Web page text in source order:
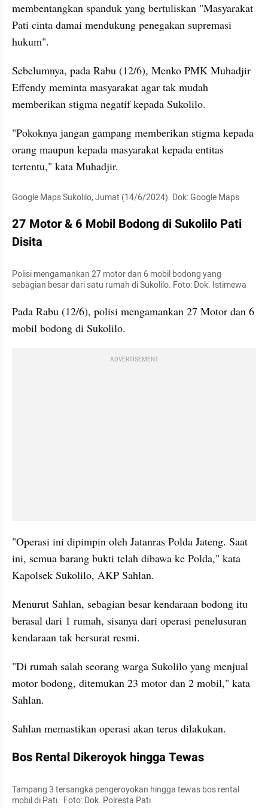
membentangkan spanduk yang bertuliskan "Masyarakat
Pati cinta damai mendukung penegakan supremasi
hukum".
Sebelumnya, pada Rabu (12/6), Menko PMK Muhadjir
Effendy meminta masyarakat agar tak mudah
memberikan stigma negatif kepada Sukolilo.
"Pokoknya jangan gampang memberikan stigma kepada
orang maupun kepada masyarakat kepada entitas
tertentu," kata Muhadjir.
Google Maps Sukolilo, Jumat (14/6/2024). Dok: Google Maps
27 Motor & 6 Mobil Bodong di Sukolilo Pati
Disita
Polisi mengamankan 27 motor dan 6 mobil bodong yang
sebagian besar dari satu rumah di Sukolilo. Foto: Dok. Istimewa
Pada Rabu (12/6), polisi mengamankan 27 Motor dan 6
mobil bodong di Sukolilo.
ADVERTISEMENT
"Operasi ini dipimpin oleh Jatanras Polda Jateng. Saat
ini, semua barang bukti telah dibawa ke Polda," kata
Kapolsek Sukolilo, AKP Sahlan.
Menurut Sahlan, sebagian besar kendaraan bodong itu
berasal dari 1 rumah, sisanya dari operasi penelusuran
kendaraan tak bersurat resmi.
"Di rumah salah seorang warga Sukolilo yang menjual
motor bodong, ditemukan 23 motor dan 2 mobil," kata
Sahlan.
Sahlan memastikan operasi akan terus dilakukan.
Bos Rental Dikeroyok hingga Tewas
Tampang 3 tersangka pengeroyokan hingga tewas bos rental
mobil di Pati.  Foto: Dok. Polresta Pati